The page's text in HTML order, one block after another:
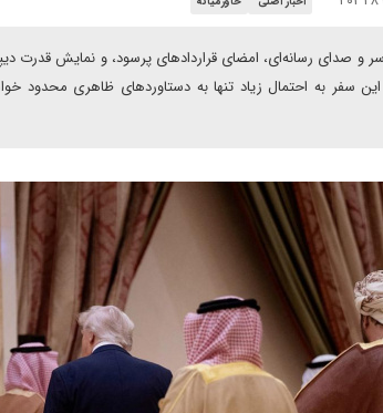
و صدای رسانه‌ای، امضای قراردادهای پرسود، و نمایش قدرت
این سفر به احتمال زیاد تنها به دستاوردهای ظاهری محدود